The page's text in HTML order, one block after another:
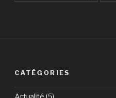
CATÉGORIES